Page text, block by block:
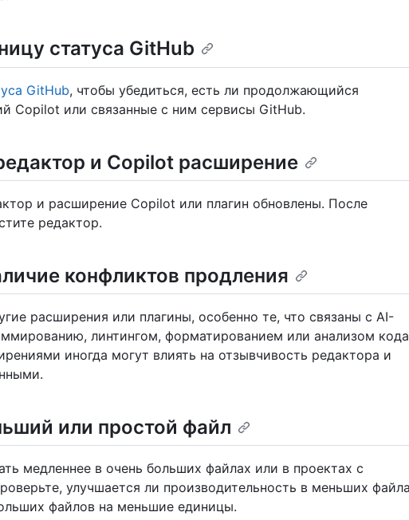
статуса GitHub
GitHub, чтобы убедиться, есть ли продолжающийся
Copilot или связанные с ним сервисы GitHub.
и Copilot расширение
и расширение Copilot или плагин обновлены. После
редактор.
конфликтов продления
расширения или плагины, особенно те, что связаны с AI-
линтингом, форматированием или анализом
иногда могут влиять на отзывчивость редактора и
или простой файл
медленнее в очень больших файлах или в проектах с
улучшается ли производительность в меньших
файлов на меньшие единицы.